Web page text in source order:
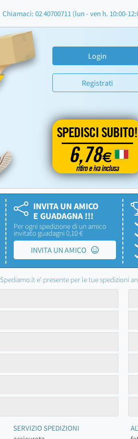
Chiamaci: 02 40700711 (lun - ven h. 10:00-
Login
Registrati
SPEDISCI SUBITO!
6,78€
ritiro e iva inclusa
INVITA UN AMICO
E GUADAGNA !!!
Per ogni spedizione di un amico
invitato guadagni 0,10 €
INVITA UN AMICO
Spediamo.it e' presente per le tue spedizioni
SERVIZIO SPEDIZIONI